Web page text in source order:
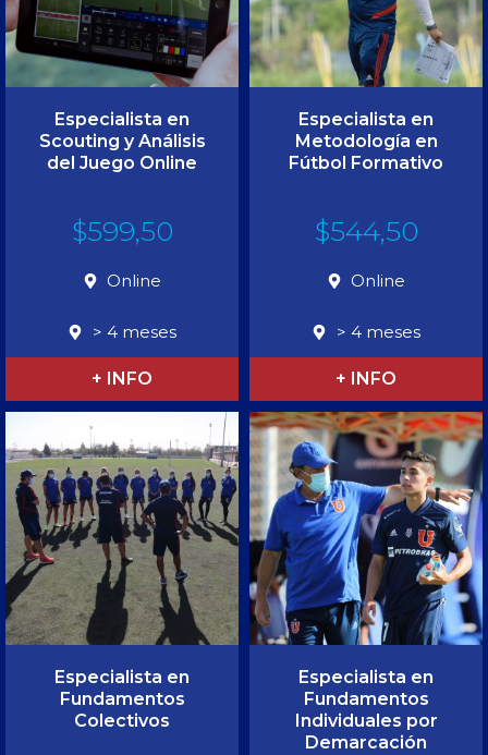
Especialista en
Scouting y Análisis
del Juego Online
$599,50
Online
> 4 meses
+ INFO
Especialista en
Metodología en
Fútbol Formativo
$544,50
Online
> 4 meses
+ INFO
Especialista en
Fundamentos
Colectivos
Especialista en
Fundamentos
Individuales por
Demarcación